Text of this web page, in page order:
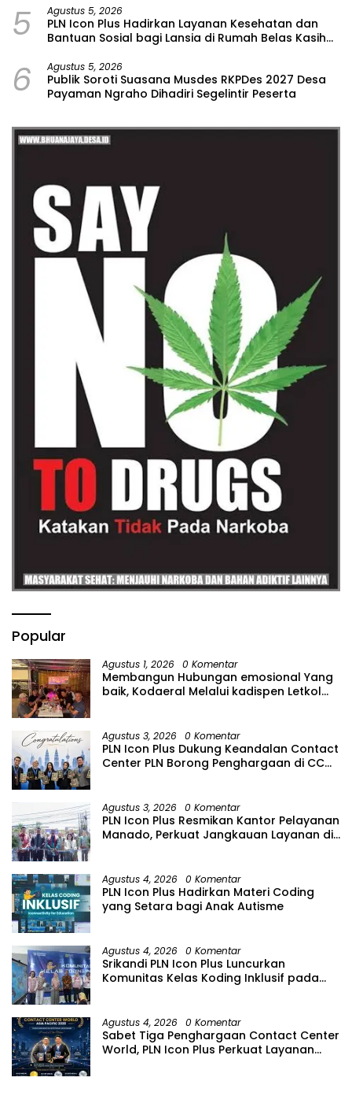
5 Agustus 5, 2026
PLN Icon Plus Hadirkan Layanan Kesehatan dan
Bantuan Sosial bagi Lansia di Rumah Belas Kasih
6 Agustus 5, 2026
Publik Soroti Suasana Musdes RKPDes 2027 Desa
Payaman Ngraho Dihadiri Segelintir Peserta
Popular
Agustus 1, 2026 0 Komentar
Membangun Hubungan emosional Yang
baik, Kodaeral Melalui kadispen Letkol
suasana Santai lebih Dekat Dan
Harmonis.
Agustus 3, 2026 0 Komentar
PLN Icon Plus Dukung Keandalan Contact
Center PLN Borong Penghargaan di CCW
Agustus 3, 2026 0 Komentar
PLN Icon Plus Resmikan Kantor Pelayanan
Manado, Perkuat Jangkauan Layanan di
Agustus 4, 2026 0 Komentar
PLN Icon Plus Hadirkan Materi Coding
yang Setara bagi Anak Autisme
Agustus 4, 2026 0 Komentar
Srikandi PLN Icon Plus Luncurkan
Komunitas Kelas Koding Inklusif pada
Agustus 4, 2026 0 Komentar
Sabet Tiga Penghargaan Contact Center
World, PLN Icon Plus Perkuat Layanan